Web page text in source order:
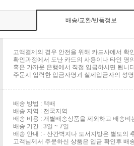
배송/교환/반품정보
고액결제의 경우 안전을 위해 카드사에서 확
확인과정에서 도난 카드의 사용이나 타인 명
혹은 가까운 은행에서 직접 입금하시면 됩니
주문시 입력한 입금자명과 실제입금자의 성
배송 방법 : 택배
배송 지역 : 전국지역
배송 비용 : 개별배송상품을 제외하고 배송비
배송 기간 : 3일 ~ 7일
배송 안내 : - 산간벽지나 도서지방은 별도의
고객님께서 주문하신 상품은 입금 확인후 배